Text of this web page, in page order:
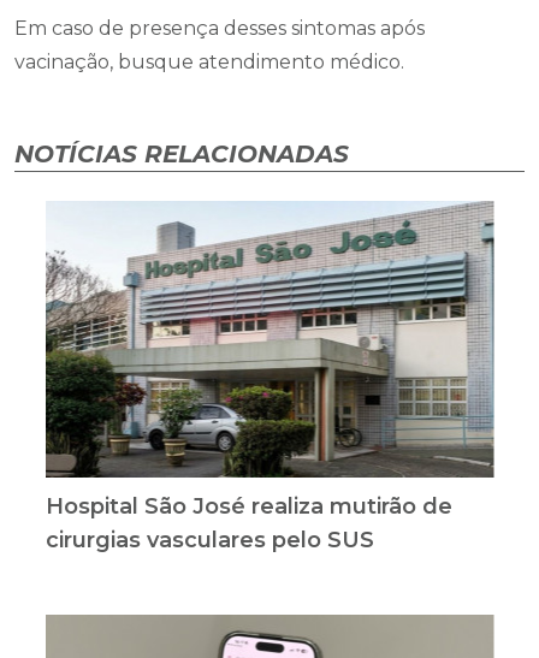
Em caso de presença desses sintomas após
vacinação, busque atendimento médico.
NOTÍCIAS RELACIONADAS
Hospital São José realiza mutirão de
cirurgias vasculares pelo SUS